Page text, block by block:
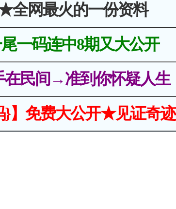
网最火的一份资料
一码连中8期又大公开
民间→准到你怀疑人生
免费大公开★见证奇迹